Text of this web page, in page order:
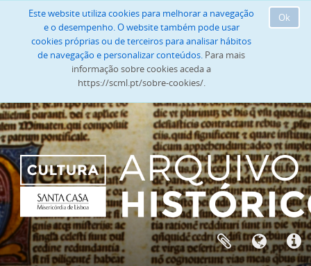
Ok
Este website utiliza cookies para melhorar a navegação
e o desempenho. O website também pode usar
cookies próprias ou de terceiros para analisar hábitos
de navegação e personalizar conteúdos. Para mais
informação sobre cookies aceda a
https://scml.pt/sobre-cookies/.